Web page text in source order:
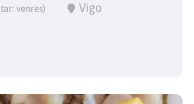
venres) Vigo